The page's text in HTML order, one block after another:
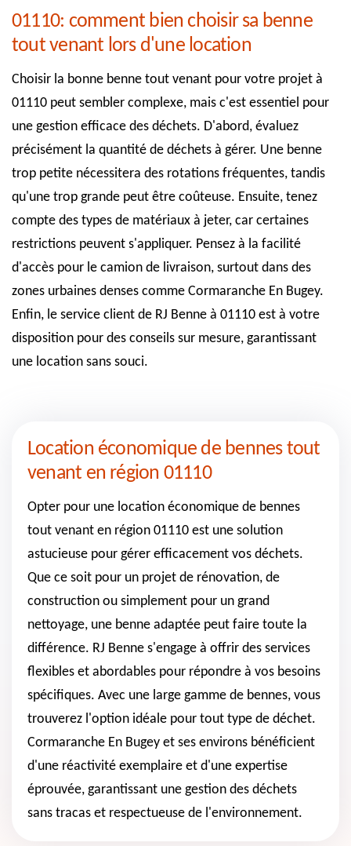
01110: comment bien choisir sa benne
tout venant lors d'une location
Choisir la bonne benne tout venant pour votre projet à
01110 peut sembler complexe, mais c'est essentiel pour
une gestion efficace des déchets. D'abord, évaluez
précisément la quantité de déchets à gérer. Une benne
trop petite nécessitera des rotations fréquentes, tandis
qu'une trop grande peut être coûteuse. Ensuite, tenez
compte des types de matériaux à jeter, car certaines
restrictions peuvent s'appliquer. Pensez à la facilité
d'accès pour le camion de livraison, surtout dans des
zones urbaines denses comme Cormaranche En Bugey.
Enfin, le service client de RJ Benne à 01110 est à votre
disposition pour des conseils sur mesure, garantissant
une location sans souci.
Location économique de bennes tout
venant en région 01110
Opter pour une location économique de bennes
tout venant en région 01110 est une solution
astucieuse pour gérer efficacement vos déchets.
Que ce soit pour un projet de rénovation, de
construction ou simplement pour un grand
nettoyage, une benne adaptée peut faire toute la
différence. RJ Benne s'engage à offrir des services
flexibles et abordables pour répondre à vos besoins
spécifiques. Avec une large gamme de bennes, vous
trouverez l'option idéale pour tout type de déchet.
Cormaranche En Bugey et ses environs bénéficient
d'une réactivité exemplaire et d'une expertise
éprouvée, garantissant une gestion des déchets
sans tracas et respectueuse de l'environnement.